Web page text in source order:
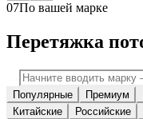
07По вашей марке
Перетяжка
Популярные Премиум
Китайские
Российские